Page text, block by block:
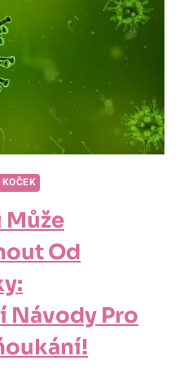
Od
Návody Pro